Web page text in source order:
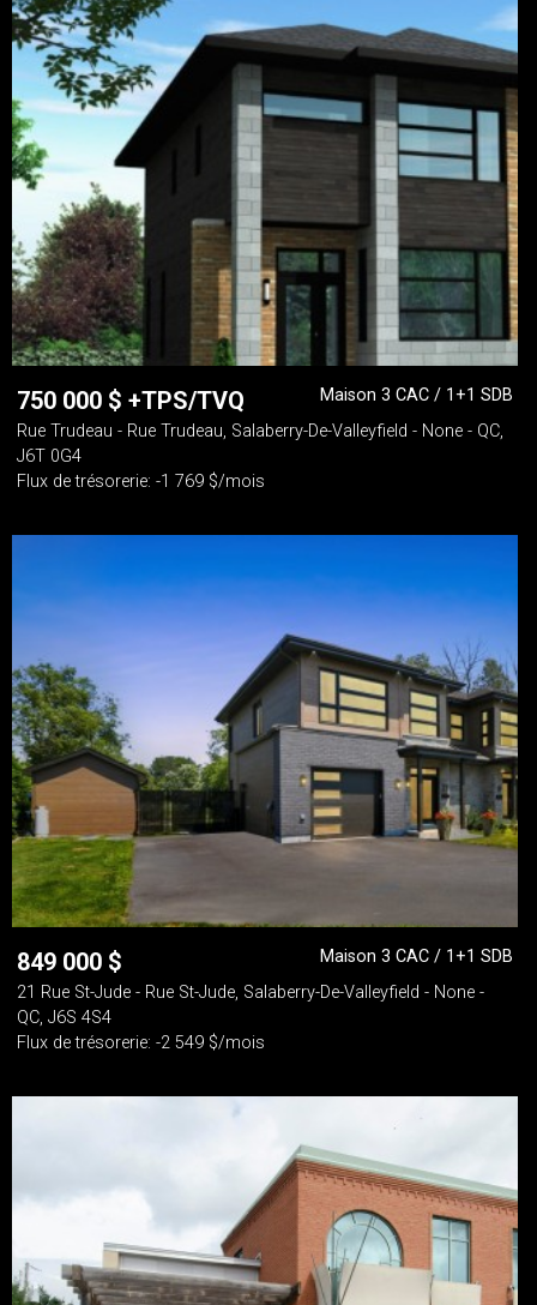
750 000 $ +TPS/TVQ
Maison 3 CAC / 1+1 SDB
Rue Trudeau - Rue Trudeau, Salaberry-De-Valleyfield - None - QC,
J6T 0G4
Flux de trésorerie: -1 769 $/mois
849 000 $
Maison 3 CAC / 1+1 SDB
21 Rue St-Jude - Rue St-Jude, Salaberry-De-Valleyfield - None -
QC, J6S 4S4
Flux de trésorerie: -2 549 $/mois